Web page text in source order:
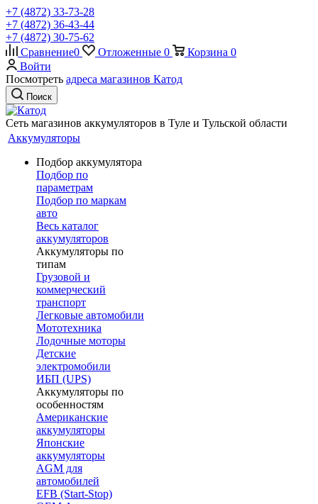
+7 (4872) 33-73-28
+7 (4872) 36-43-44
+7 (4872) 30-75-62
Сравнение0 Отложенные 0 Корзина 0
Войти
Посмотреть адреса магазинов Катод
Поиск
Сеть магазинов аккумуляторов в Туле и Тульской области
Аккумуляторы
Подбор аккумулятора
Подбор по
параметрам
Подбор по маркам
авто
Весь каталог
аккумуляторов
Аккумуляторы по
типам
Грузовой и
коммерческий
транспорт
Легковые автомобили
Мототехника
Лодочные моторы
Детские
электромобили
ИБП (UPS)
Аккумуляторы по
особенностям
Американские
аккумуляторы
Японские
аккумуляторы
AGM для
автомобилей
EFB (Start-Stop)